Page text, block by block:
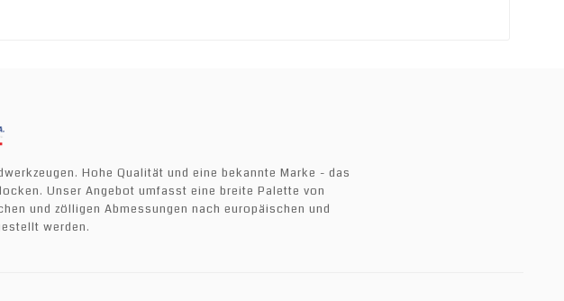
Hohe Qualität und eine bekannte Marke - das
Unser Angebot umfasst eine breite Palette von
und zölligen Abmessungen nach europäischen und
werden.